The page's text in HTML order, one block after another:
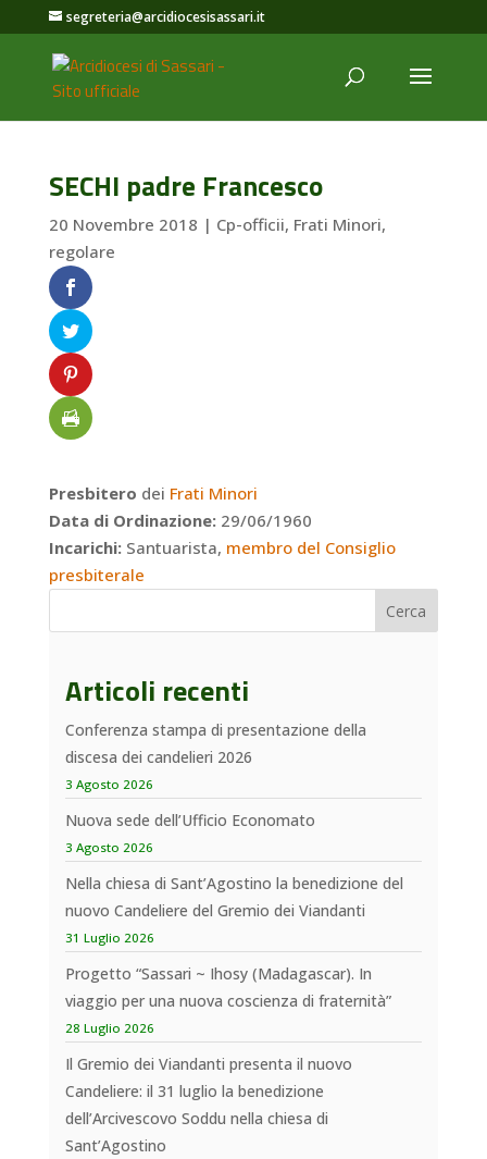
segreteria@arcidiocesisassari.it
SECHI padre Francesco
20 Novembre 2018 | Cp-officii, Frati Minori,
regolare
Presbitero dei Frati Minori
Data di Ordinazione: 29/06/1960
Incarichi: Santuarista, membro del Consiglio
presbiterale
Cerca
Articoli recenti
Conferenza stampa di presentazione della
discesa dei candelieri 2026
3 Agosto 2026
Nuova sede dell’Ufficio Economato
3 Agosto 2026
Nella chiesa di Sant’Agostino la benedizione del
nuovo Candeliere del Gremio dei Viandanti
31 Luglio 2026
Progetto “Sassari ~ Ihosy (Madagascar). In
viaggio per una nuova coscienza di fraternità”
28 Luglio 2026
Il Gremio dei Viandanti presenta il nuovo
Candeliere: il 31 luglio la benedizione
dell’Arcivescovo Soddu nella chiesa di
Sant’Agostino